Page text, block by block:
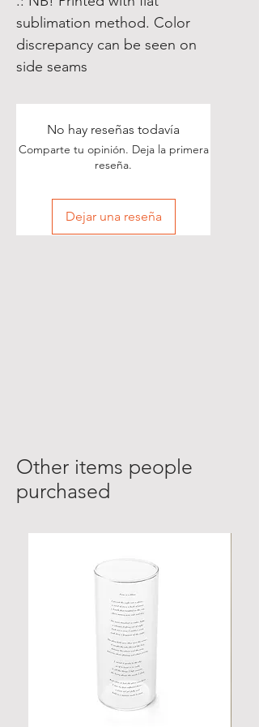
sublimation method. Color
discrepancy can be seen on
side seams
No hay reseñas todavía
Comparte tu opinión. Deja la primera
reseña.
Dejar una reseña
Other items people
purchased